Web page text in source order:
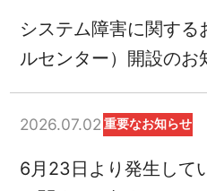
システム障害に関す
ルセンター）開設のお
2026.07.02 重要なお知らせ
6月23日より発生して